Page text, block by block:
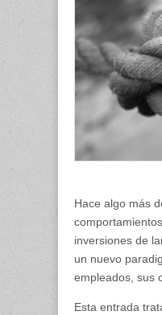
Hace algo más
inversiones de
un nuevo
empleados, sus
Esta entrada